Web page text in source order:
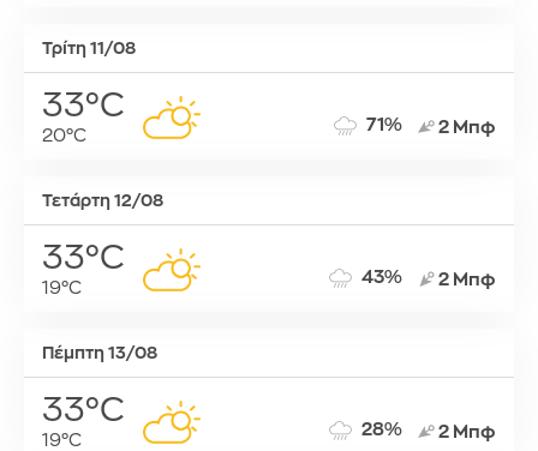
Τρίτη 11/08
33°C
20°C
71% 2 Μπφ
Τετάρτη 12/08
33°C
19°C
43% 2 Μπφ
Πέμπτη 13/08
33°C
19°C
28% 2 Μπφ